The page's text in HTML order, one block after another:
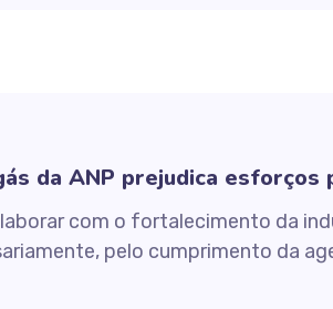
da ANP prejudica
com o fortalecimento da
pelo cumprimento da